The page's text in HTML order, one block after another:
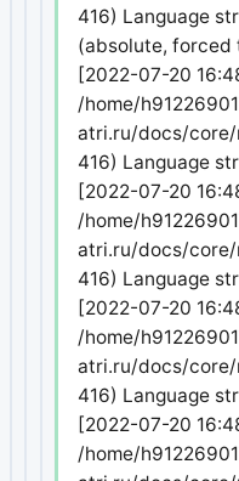
416) Language
(absolute, forced
[2022-07-20
/home/
atri.ru/docs/core/
416) Language
[2022-07-20
/home/
atri.ru/docs/core/
416) Language
[2022-07-20
/home/
atri.ru/docs/core/
416) Language
[2022-07-20
/home/